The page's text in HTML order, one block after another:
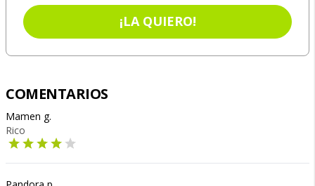
¡LA QUIERO!
COMENTARIOS
Mamen g.
Rico